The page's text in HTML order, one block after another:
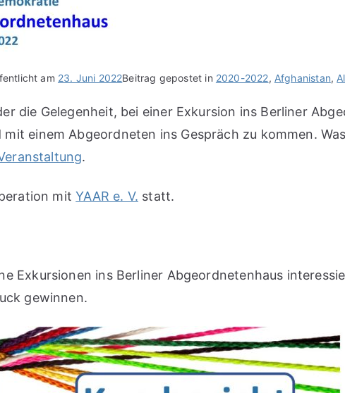
am 23. Juni 2022Beitrag gepostet in 2020-2022, Afghanistan,
die Gelegenheit, bei einer Exkursion ins Berliner
einem Abgeordneten ins Gespräch zu kommen.
.
mitYAAR e. V. statt.
Exkursionen ins Berliner Abgeordnetenhaus
gewinnen.